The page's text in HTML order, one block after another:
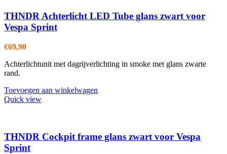
THNDR Achterlicht LED Tube glans zwart voor
Vespa Sprint
€69,90
Achterlichtunit met dagrijverlichting in smoke met glans zwarte
rand.
Toevoegen aan winkelwagen
Quick view
THNDR Cockpit frame glans zwart voor Vespa
Sprint